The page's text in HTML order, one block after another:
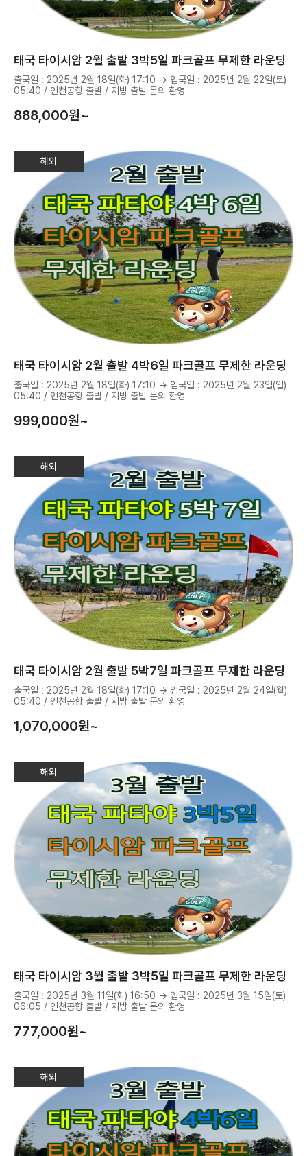
태국 타이시암 2월 출발 3박5일 파크골프 무제한 라운딩
출국일 : 2025년 2월 18일(화) 17:10 → 입국일 : 2025년 2월 22일(토)
05:40 / 인천공항 출발 / 지방 출발 문의 환영
888,000원~
해외
태국 타이시암 2월 출발 4박6일 파크골프 무제한 라운딩
출국일 : 2025년 2월 18일(화) 17:10 → 입국일 : 2025년 2월 23일(일)
05:40 / 인천공항 출발 / 지방 출발 문의 환영
999,000원~
해외
태국 타이시암 2월 출발 5박7일 파크골프 무제한 라운딩
출국일 : 2025년 2월 18일(화) 17:10 → 입국일 : 2025년 2월 24일(월)
05:40 / 인천공항 출발 / 지방 출발 문의 환영
1,070,000원~
해외
태국 타이시암 3월 출발 3박5일 파크골프 무제한 라운딩
출국일 : 2025년 3월 11일(화) 16:50 → 입국일 : 2025년 3월 15일(토)
06:05 / 인천공항 출발 / 지방 출발 문의 환영
777,000원~
해외